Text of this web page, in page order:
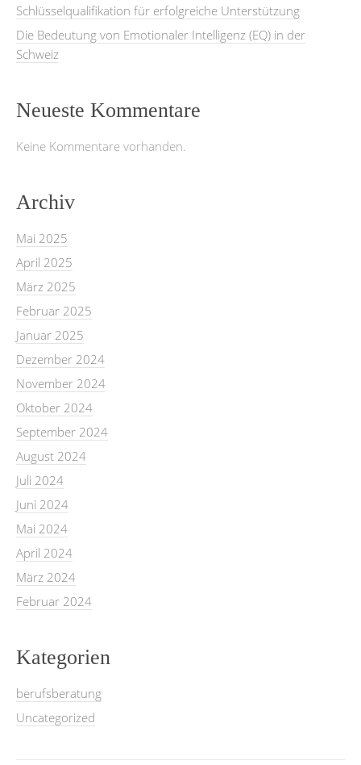
Schlüsselqualifikation für erfolgreiche Unterstützung
Die Bedeutung von Emotionaler Intelligenz (EQ) in der
Schweiz
Neueste Kommentare
Keine Kommentare vorhanden.
Archiv
Mai 2025
April 2025
März 2025
Februar 2025
Januar 2025
Dezember 2024
November 2024
Oktober 2024
September 2024
August 2024
Juli 2024
Juni 2024
Mai 2024
April 2024
März 2024
Februar 2024
Kategorien
berufsberatung
Uncategorized